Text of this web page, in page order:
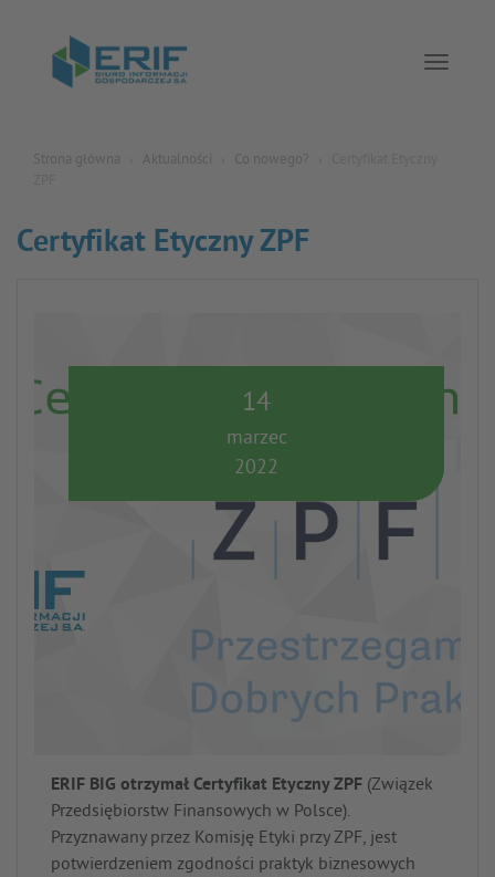
Strona główna Aktualności Co nowego?
Certyfikat Etyczny ZPF
14
marzec
2022
ERIF BIG otrzymał Certyfikat Etyczny ZPF (Związek
Przedsiębiorstw Finansowych w Polsce).
Przyznawany przez Komisję Etyki przy ZPF, jest
potwierdzeniem zgodności praktyk biznesowych